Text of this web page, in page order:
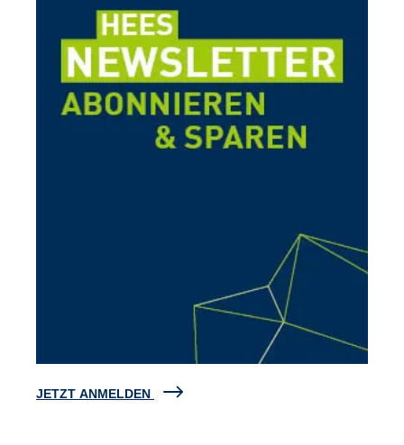
JETZT ANMELDEN